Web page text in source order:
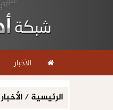
الأخبار
الرئيسية/الأخبار